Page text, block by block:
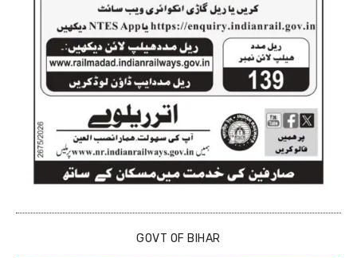
GOVT OF BIHAR